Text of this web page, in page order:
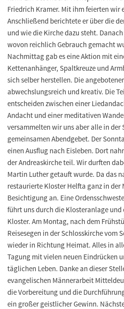
Friedrich Kramer. Mit ihm feierten wir
Anschließend berichtete er über die
und wie die Kirche dazu steht.
wovon reichlich Gebrauch gemacht
Nachmittag gab es eine Aktion mit
Kettenanhänger, Spaltkreuze und
sich selber herstellen. Die
abwechslungsreich und kreativ. Die
entscheiden zwischen einer
Andacht und einer meditativen
versammelten wir uns aber alle in der
gemeinsamen Abendgebet. Der
einen Ausflug nach Eisleben. Dort
der Andreaskirche teil. Wir durften
Martin Luther getauft wurde. Da das
restaurierte Kloster Helfta ganz in
Besichtigung an. Eine
führt uns durch die Klosteranlage und
Kloster. Am Montag, nach dem
Reisesegen in der Schlosskirche vom
wieder in Richtung Heimat. Alles in
Tagung mit vielen neuen Eindrücken
täglichen Leben. Danke an dieser
evangelischen Männerarbeit
die Vorbereitung und die
ein großer geistlicher Gewinn.